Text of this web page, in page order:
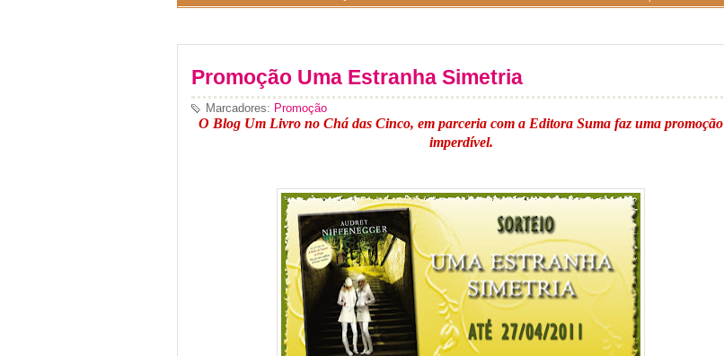
Promoção Uma Estranha Simetria
Marcadores: Promoção
O Blog Um Livro no Chá das Cinco, em parceria com a Editora Suma faz uma promoção
imperdível.